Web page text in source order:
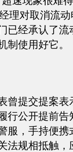
理对取消流
已经承认了流
制使用好它。
提交提案表
行公开提前告
服，手持便携
法规相抵触，